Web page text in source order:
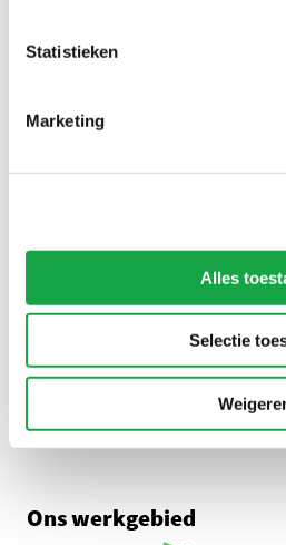
Statistieken
Marketing
Alles
Selectie
LinkedIn Omgevingsdienst
InstagramX
Overlast melden?
0888 - 333 555
Adres
2596 AW Den Haag
Route met Google Maps
Ons werkgebied